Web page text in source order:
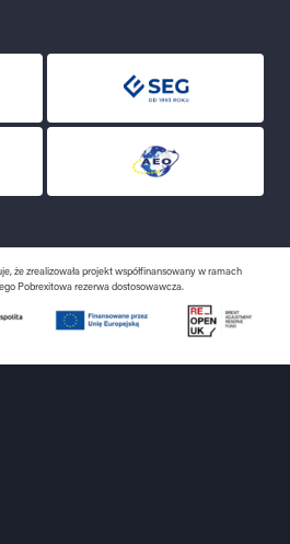
że zrealizowała projekt współfinansowany w ramach
Pobrexitowa rezerwa dostosowawcza.